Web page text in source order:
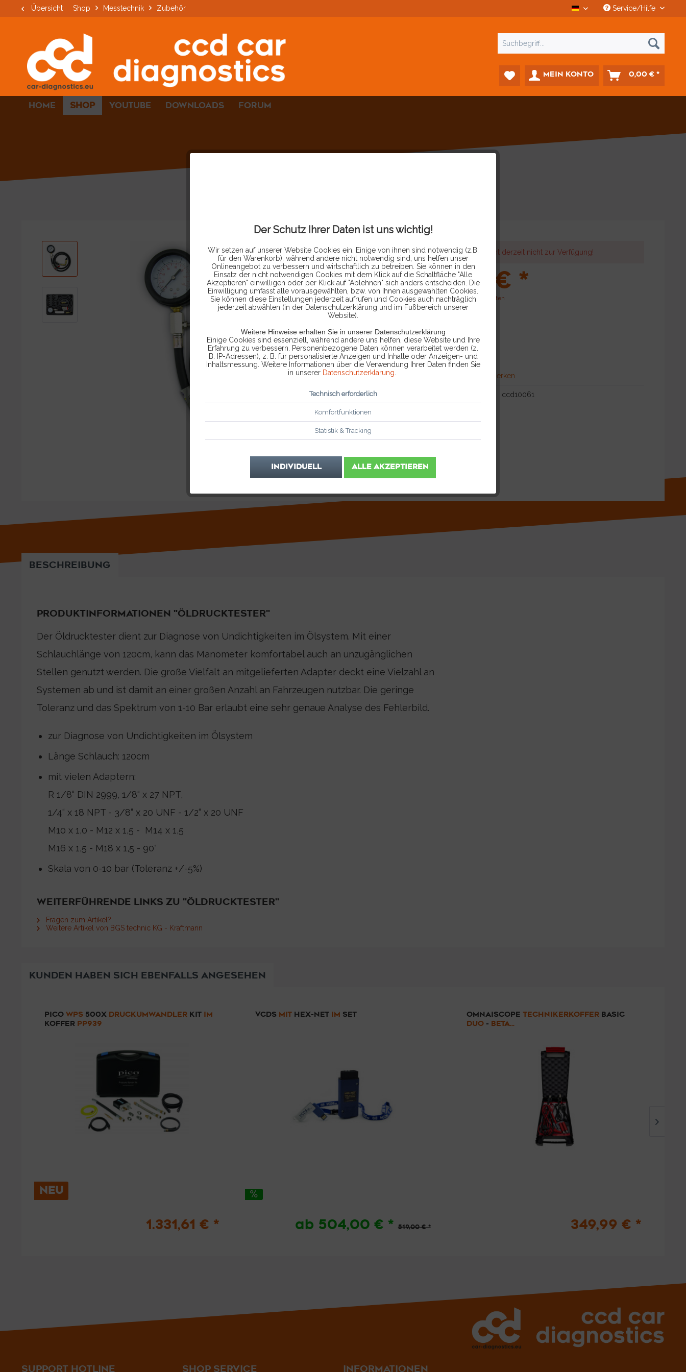
CCD Car-Diagnostics Deutsch
Service/Hilfe
MEIN KONTO 0,00 € *
HOME SHOP YOUTUBE DOWNLOADS FORUM
Der Schutz Ihrer Daten ist uns wichtig!
Wir setzen auf unserer Website Cookies ein. Einige von ihnen sind notwendig (z.B.
für den Warenkorb), während andere nicht notwendig sind, uns helfen unser
Onlineangebot zu verbessern und wirtschaftlich zu betreiben. Sie können in den
Einsatz der nicht notwendigen Cookies mit dem Klick auf die Schaltfläche "Alle
Akzeptieren" einwilligen oder per Klick auf "Ablehnen" sich anders entscheiden. Die
Einwilligung umfasst alle vorausgewählten, bzw. von Ihnen ausgewählten Cookies.
Sie können diese Einstellungen jederzeit aufrufen und Cookies auch nachträglich
jederzeit abwählen (in der Datenschutzerklärung und im Fußbereich unserer
Website).
Weitere Hinweise erhalten Sie in unserer Datenschutzerklärung
Einige Cookies sind essenziell, während andere uns helfen, diese Website und Ihre
Erfahrung zu verbessern. Personenbezogene Daten können verarbeitet werden (z.
B. IP-Adressen), z. B. für personalisierte Anzeigen und Inhalte oder Anzeigen- und
Inhaltsmessung. Weitere Informationen über die Verwendung Ihrer Daten finden Sie
in unserer Datenschutzerklärung
Technisch erforderlich
Komfortfunktionen
Statistik & Tracking
INDIVIDUELL ALLE AKZEPTIEREN
Übersicht Shop Messtechnik Zubehör
Dieser Artikel steht derzeit nicht zur Verfügung!
44,90 € *
inkl. MwSt.zzgl. Versandkosten
Lieferzeit ca. 5 Tage
Merken
ccd10061
BESCHREIBUNG
PRODUKTINFORMATIONEN "ÖLDRUCKTESTER"
Der Öldrucktester dient zur Diagnose von Undichtigkeiten im Ölsystem. Mit einer
Schlauchlänge von 120cm, kann das Manometer komfortabel auch an unzugänglichen
Stellen genutzt werden. Die große Vielfalt an mitgelieferten Adapter deckt eine Vielzahl an
Systemen ab und ist damit an einer großen Anzahl an Fahrzeugen nutzbar. Die geringe
Toleranz und das Spektrum von 1-10 Bar erlaubt eine sehr genaue Analyse des Fehlerbild.
zur Diagnose von Undichtigkeiten im Ölsystem
Länge Schlauch: 120cm
mit vielen Adaptern:
R 1/8“ DIN 2999, 1/8“ x 27 NPT,
1/4“ x 18 NPT - 3/8“ x 20 UNF - 1/2“ x 20 UNF
M10 x 1,0 - M12 x 1,5 - M14 x 1,5
M16 x 1,5 - M18 x 1,5 - 90°
Skala von 0-10 bar (Toleranz +/-5%)
WEITERFÜHRENDE LINKS ZU "ÖLDRUCKTESTER"
Fragen zum Artikel?
Weitere Artikel von BGS technic KG - Kraftmann
KUNDEN HABEN SICH EBENFALLS ANGESEHEN
NEU
PICO WPS 500X DRUCKUMWANDLER KIT IM
KOFFER PP939
1.331,61 € *
VCDS MIT HEX-NET IM SET
ab 504,00 € * 519,00 € *
OMNAISCOPE TECHNIKERKOFFER BASIC
DUO - BETA...
349,99 € *
SUPPORT HOTLINE SHOP SERVICE INFORMATIONEN